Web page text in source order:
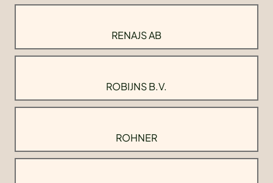
RENAJS AB
ROBIJNS B.V.
ROHNER